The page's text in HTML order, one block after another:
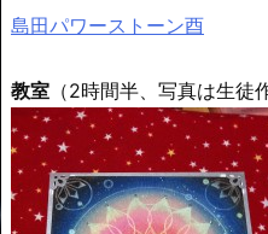
島田パワーストーン酉
教室 （2時間半、写真は生徒